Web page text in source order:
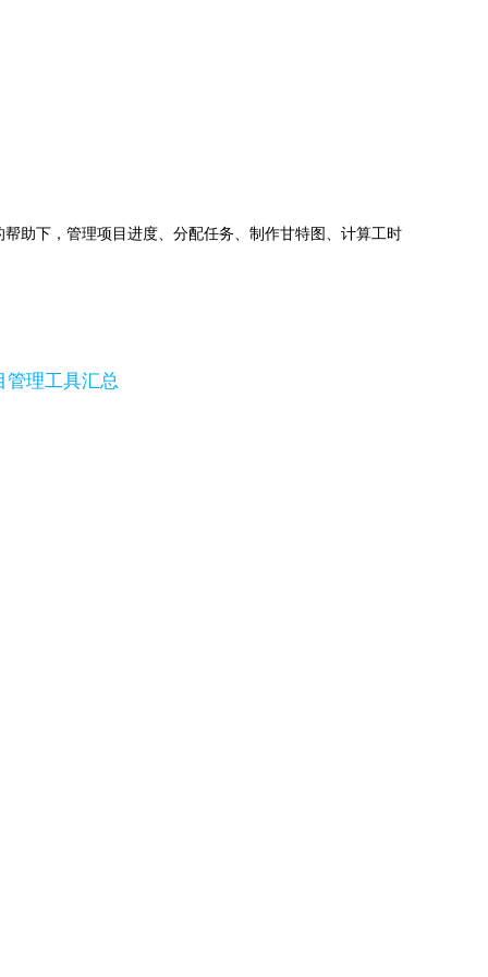
助下，管理项目进度、分配任务、制作甘特图、计算工时
理工具汇总